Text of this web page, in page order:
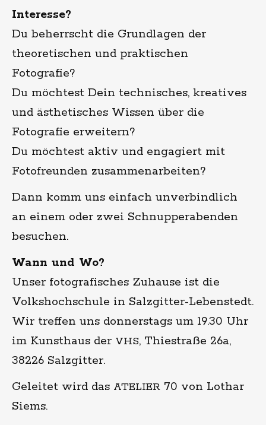
Interesse?
Du beherrscht die Grundlagen der
theoretischen und praktischen
Fotografie?
Du möchtest Dein technisches, kreatives
und ästhetisches Wissen über die
Fotografie erweitern?
Du möchtest aktiv und engagiert mit
Fotofreunden zusammenarbeiten?
Dann komm uns einfach unverbindlich
an einem oder zwei Schnupperabenden
besuchen.
Wann und Wo?
Unser fotografisches Zuhause ist die
Volkshochschule in Salzgitter-Lebenstedt.
Wir treffen uns donnerstags um 19.30 Uhr
im Kunsthaus der VHS, Thiestraße 26a,
38226 Salzgitter.
Geleitet wird das ATELIER 70 von Lothar
Siems.